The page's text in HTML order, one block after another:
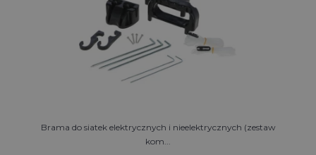
Brama do siatek elektrycznych i nieelektrycznych (zestaw
kom...